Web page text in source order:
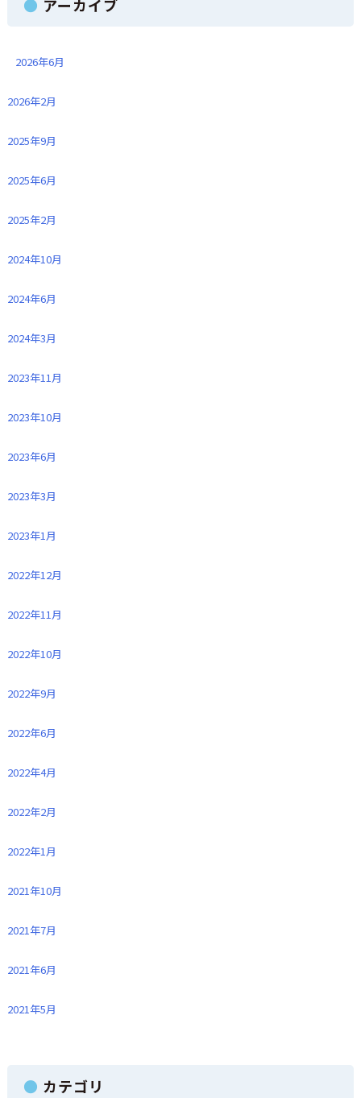
アーカイブ
2026年6月
2026年2月
2025年9月
2025年6月
2025年2月
2024年10月
2024年6月
2024年3月
2023年11月
2023年10月
2023年6月
2023年3月
2023年1月
2022年12月
2022年11月
2022年10月
2022年9月
2022年6月
2022年4月
2022年2月
2022年1月
2021年10月
2021年7月
2021年6月
2021年5月
カテゴリ